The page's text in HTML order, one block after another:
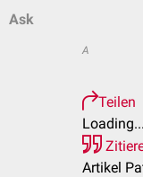
Ask
A
Teilen
Loading...
Artikel